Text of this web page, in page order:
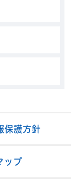
保護方針
ップ